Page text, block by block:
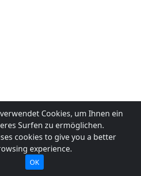
Cookies, um Ihnen ein
Surfen zu ermöglichen.
cookies to give you a better
experience.
OK